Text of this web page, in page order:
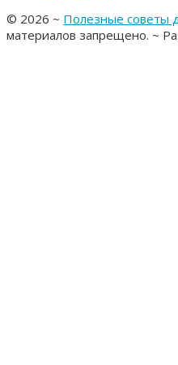
© 2026 ~ Полезные советы
материалов запрещено. ~